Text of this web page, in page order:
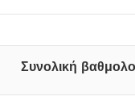
Συνολική